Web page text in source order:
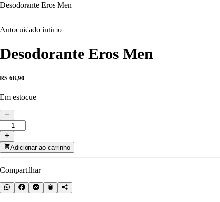
Desodorante Eros Men
Autocuidado íntimo
Desodorante Eros Men
R$ 68,90
Em estoque
Adicionar ao carrinho
Compartilhar